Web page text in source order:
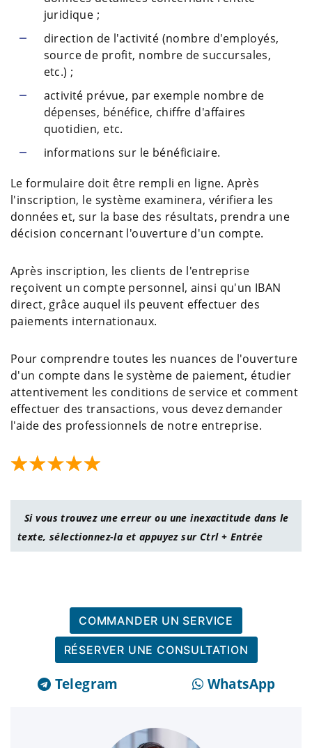
juridique ;
direction de l'activité (nombre d'employés,
source de profit, nombre de succursales,
etc.) ;
activité prévue, par exemple nombre de
dépenses, bénéfice, chiffre d'affaires
quotidien, etc.
informations sur le bénéficiaire.
Le formulaire doit être rempli en ligne. Après
l'inscription, le système examinera, vérifiera les
données et, sur la base des résultats, prendra une
décision concernant l'ouverture d'un compte.
Après inscription, les clients de l'entreprise
reçoivent un compte personnel, ainsi qu'un IBAN
direct, grâce auquel ils peuvent effectuer des
paiements internationaux.
Pour comprendre toutes les nuances de l'ouverture
d'un compte dans le système de paiement, étudier
attentivement les conditions de service et comment
effectuer des transactions, vous devez demander
l'aide des professionnels de notre entreprise.
Si vous trouvez une erreur ou une inexactitude dans le
texte, sélectionnez-la et appuyez sur Ctrl + Entrée
COMMANDER UN SERVICE
RÉSERVER UNE CONSULTATION
Telegram WhatsApp